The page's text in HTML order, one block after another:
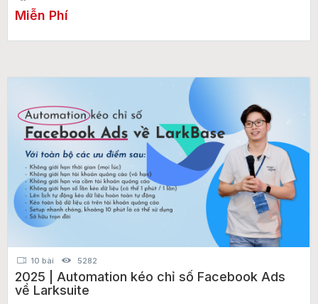
Miễn Phí
10 bài 5282
2025 | Automation kéo chỉ số Facebook Ads
về Larksuite